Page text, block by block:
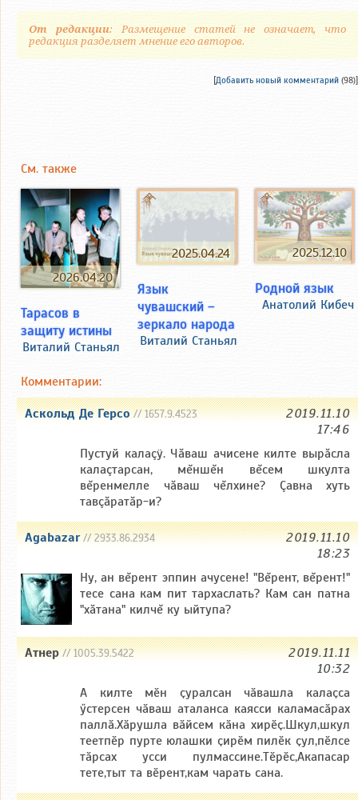
От редакции: Размещение статей не означает, что
редакция разделяет мнение его авторов.
[Добавить новый комментарий (98)]
См. также
2026.04.20
Тарасов в
защиту истины
Виталий Станьял
2025.04.24
Язык
чувашский –
зеркало народа
Виталий Станьял
2025.12.10
Родной язык
Анатолий Кибеч
Комментарии:
Аскольд Де Герсо// 1657.9.4523
2019.11.10
17:46
Пустуй калаçÿ. Чăваш ачисене килте вырăсла
калаçтарсан, мĕншĕн вĕсем шкулта
вĕренмелле чăваш чĕлхине? Çавна хуть
тавçăратăр-и?
Agabazar// 2933.86.2934
2019.11.10
18:23
Ну, ан вĕрент эппин ачусене! "Вĕрент, вĕрент!"
тесе сана кам пит тархаслать? Кам сан патна
"хăтана" килчĕ ку ыйтупа?
Атнер// 1005.39.5422
2019.11.11
10:32
А килте мӗн ҫуралсан чӑвашла калаҫса
ӳстерсен чӑваш аталанса каясси каламасӑрах
паллӑ.Хӑрушла вӑйсем кӑна хирӗҫ.Шкул,шкул
теетпӗр пурте юлашки ҫирӗм пилӗк ҫул,пӗлсе
тӑрсах усси пулмассине.Тӗрӗс,Акапасар
тете,тыт та вӗрент,кам чарать сана.